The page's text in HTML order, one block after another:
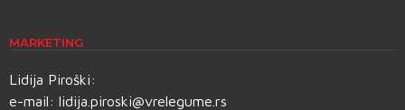
MARKETING
Lidija Piroški:
e-mail: lidija.piroski@vrelegume.rs